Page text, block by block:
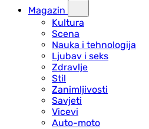
Magazin
Kultura
Scena
Nauka i tehnologija
Ljubav i seks
Zdravlje
Stil
Zanimljivosti
Savjeti
Vicevi
Auto-moto